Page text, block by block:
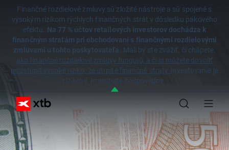
Finančné rozdielové zmluvy sú zložité nástroje a sú spojené s
vysokým rizikom rýchlych finančných strát v dôsledku pákového
efektu. Na 77 % účtov retailových investorov dochádza k
finančným stratám pri obchodovaní s finančnými rozdielovými
zmluvami u tohto poskytovateľa. Mali by ste zvážiť, či chápete,
ako finančné rozdielové zmluvy fungujú, a či si môžete dovoliť
podstúpiť vysoké riziko, že utrpíte finančné straty.Investovanie je
rizikové. Investujte zodpovedne.